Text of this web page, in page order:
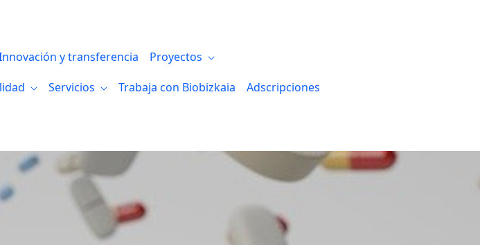
y transferencia
Proyectos
Servicios Trabaja con Biobizkaia
Adscripciones